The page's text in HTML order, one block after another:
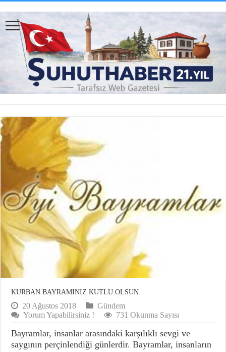
KURBAN BAYRAMINIZ KUTLU OLSUN.
20 Ağustos 2018
Gündem
Yorum Yapabilirsiniz !
731 Okunma Sayısı
Bayramlar, insanlar arasındaki karşılıklı sevgi ve
saygının perçinlendiği günlerdir. Bayramlar, insanların